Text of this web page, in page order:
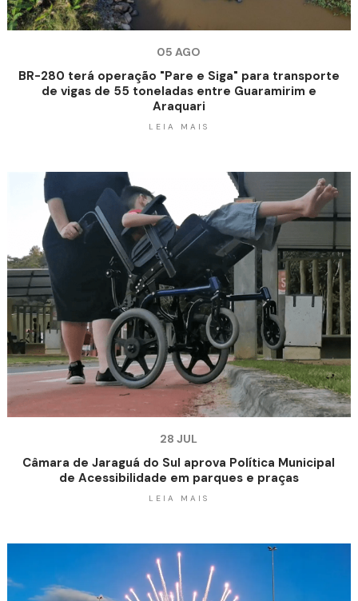
05 AGO
BR-280 terá operação "Pare e Siga" para transporte
de vigas de 55 toneladas entre Guaramirim e
Araquari
LEIA MAIS
28 JUL
Câmara de Jaraguá do Sul aprova Política Municipal
de Acessibilidade em parques e praças
LEIA MAIS